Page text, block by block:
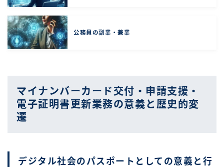
公務員の副業・兼業
マイナンバーカード交付・申請支援・
電子証明書更新業務の意義と歴史的変
遷
デジタル社会のパスポートとしての意義と行